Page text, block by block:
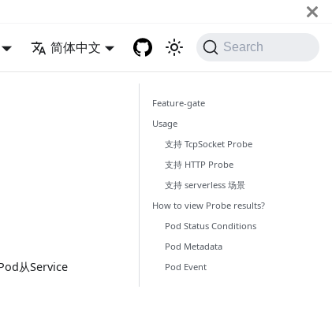
简体中文 Search
从Service
Feature-gate
Usage
支持 TcpSocket Probe
支持 HTTP Probe
支持 serverless 场景
How to view Probe results?
Pod Status Conditions
Pod Metadata
Pod Event